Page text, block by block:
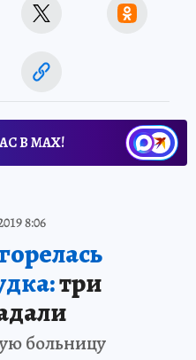
В МАХ!
8:06
три
больницу